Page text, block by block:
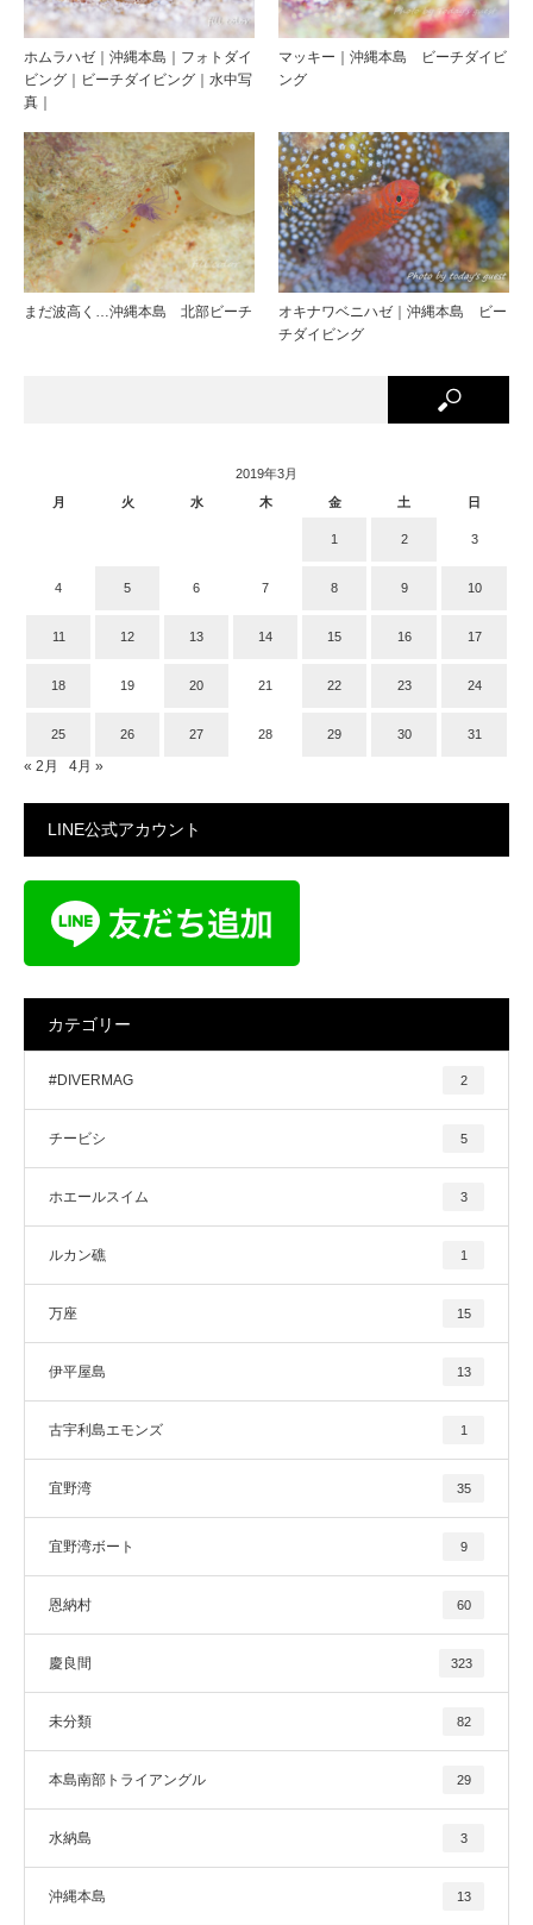
ホムラハゼ｜沖縄本島｜フォトダイ
ビング｜ビーチダイビング｜水中写
真｜
マッキー｜沖縄本島 ビーチダイビ
ング
まだ波高く…沖縄本島 北部ビーチ
オキナワベニハゼ｜沖縄本島 ビー
チダイビング
2019年3月
月
火 水 木 金 土 日
1 2 3
4 5 6 7 8 9 10
11 12 13 14 15 16 17
18 19 20 21 22 23 24
25 26 27 28 29 30 31
« 2月 4月 »
LINE公式アカウント
カテゴリー
#DIVERMAG 2
チービシ 5
ホエールスイム 3
ルカン礁 1
万座 15
伊平屋島 13
古宇利島エモンズ 1
宜野湾 35
宜野湾ボート 9
恩納村 60
慶良間 323
未分類 82
本島南部トライアングル 29
水納島 3
沖縄本島 13